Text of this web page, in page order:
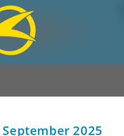
2025